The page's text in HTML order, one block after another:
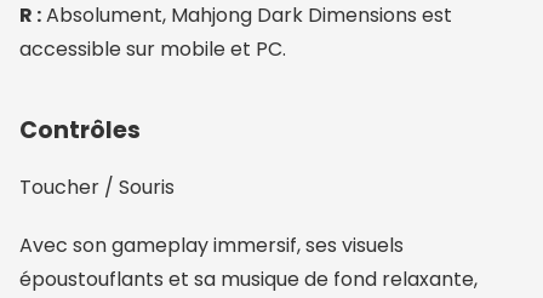
R :Absolument, Mahjong Dark Dimensions est
accessible sur mobile et PC.
Contrôles
Toucher / Souris
Avec son gameplay immersif, ses visuels
époustouflants et sa musique de fond relaxante,